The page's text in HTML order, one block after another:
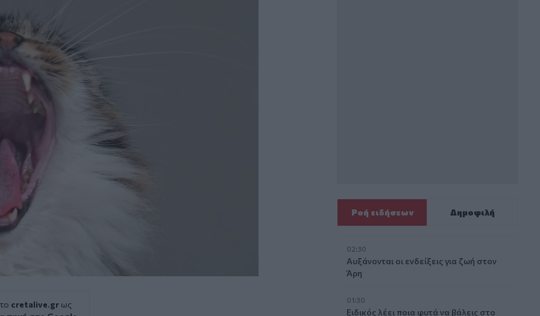
cretalive.gr ως
Ροή ειδήσεων Δημοφιλή
02:30
Αυξάνονται οι ενδείξεις για ζωή στον
Άρη
01:30
Ειδικός λέει ποια φυτά να βάλεις στο